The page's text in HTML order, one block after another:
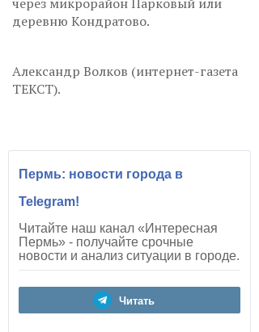
деревню Кондратово.
Александр Волков (интернет-газета
ТЕКСТ).
Пермь: новости города в
Telegram!
Читайте наш канал «Интересная
Пермь» - получайте срочные
новости и анализ ситуации в городе.
Читать